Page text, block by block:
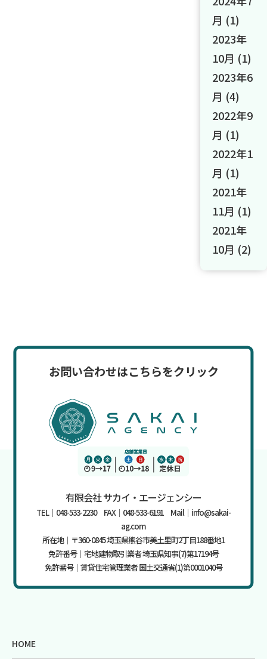
月 (1)
2023年
10月 (1)
2023年6
月 (4)
2022年9
月 (1)
2022年1
月 (1)
2021年
11月 (1)
2021年
10月 (2)
お問い合わせはこちらをクリック
有限会社 サカイ・エージェンシー
TEL｜048-533-2230 FAX｜048-533-6191 Mail｜info@sakai-
ag.com
所在地｜〒360-0845 埼玉県熊谷市美土里町2丁目188番地1
免許番号｜宅地建物取引業者 埼玉県知事(7)第17194号
免許番号｜賃貸住宅管理業者 国土交通省(1)第0001040号
HOME